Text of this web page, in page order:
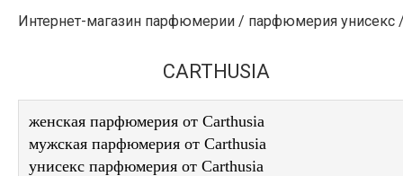
УХОД ЗА ТЕЛОМ
ДЕКОРАТИВНАЯ КОСМЕТИКА
Интернет-магазин парфюмерии / парфюмерия унисекс
CARTHUSIA
женская парфюмерия от Carthusia
мужская парфюмерия от Carthusia
унисекс парфюмерия от Carthusia